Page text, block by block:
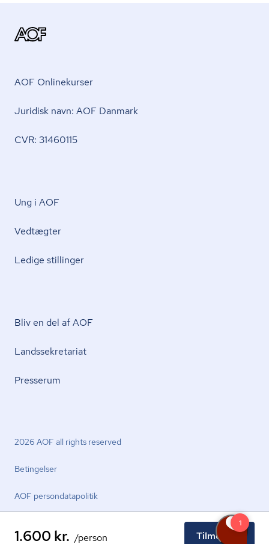
1.600 kr. /person Tilmeld nu
AOF Onlinekurser
Juridisk navn: AOF Danmark
CVR: 31460115
Ung i AOF
Vedtægter
Ledige stillinger
Bliv en del af AOF
Lands­se­kre­ta­ri­at
Presserum
2026 AOF all rights reserved
Betingelser
AOF per­son­da­ta­po­li­tik
facebook.comyoutube.comlinkedin.com